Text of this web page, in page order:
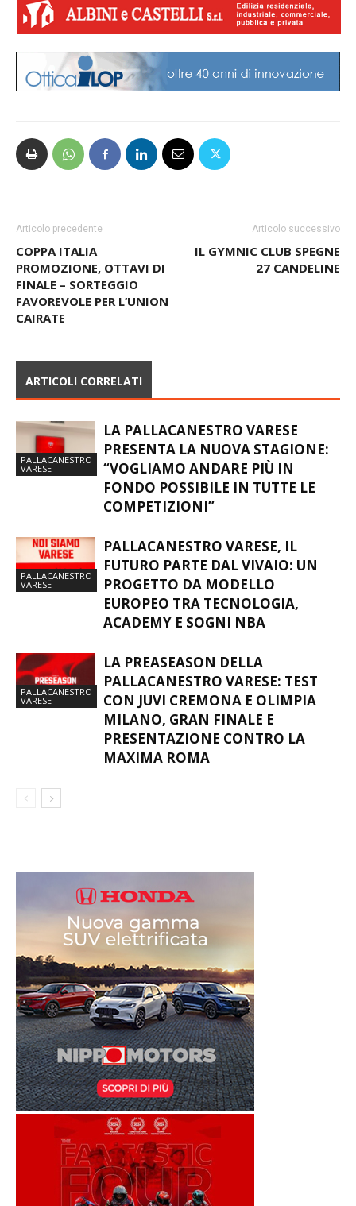
Articolo precedente
COPPA ITALIA
PROMOZIONE, OTTAVI DI
FINALE – SORTEGGIO
FAVOREVOLE PER L’UNION
CAIRATE
Articolo successivo
IL GYMNIC CLUB SPEGNE
27 CANDELINE
ARTICOLI CORRELATI
PALLACANESTRO
VARESE
LA PALLACANESTRO VARESE
PRESENTA LA NUOVA STAGIONE:
“VOGLIAMO ANDARE PIÙ IN
FONDO POSSIBILE IN TUTTE LE
COMPETIZIONI”
PALLACANESTRO
VARESE
PALLACANESTRO VARESE, IL
FUTURO PARTE DAL VIVAIO: UN
PROGETTO DA MODELLO
EUROPEO TRA TECNOLOGIA,
ACADEMY E SOGNI NBA
PALLACANESTRO
VARESE
LA PREASEASON DELLA
PALLACANESTRO VARESE: TEST
CON JUVI CREMONA E OLIMPIA
MILANO, GRAN FINALE E
PRESENTAZIONE CONTRO LA
MAXIMA ROMA